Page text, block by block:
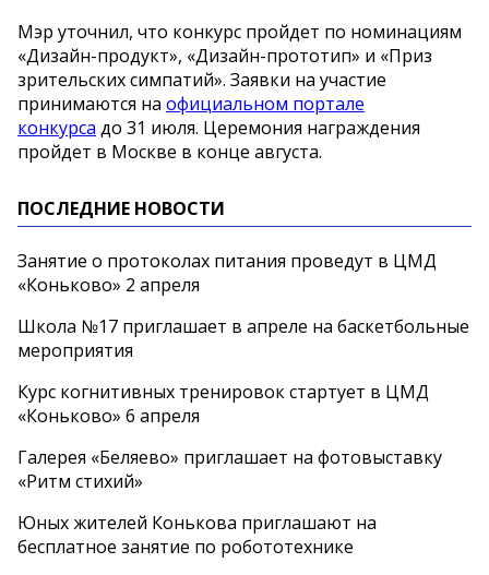
Мэр уточнил, что конкурс пройдет по номинациям
«Дизайн-продукт», «Дизайн-прототип» и «Приз
зрительских симпатий». Заявки на участие
принимаются на официальном портале
конкурса до 31 июля. Церемония награждения
пройдет в Москве в конце августа.
ПОСЛЕДНИЕ НОВОСТИ
Занятие о протоколах питания проведут в ЦМД
«Коньково» 2 апреля
Школа №17 приглашает в апреле на баскетбольные
мероприятия
Курс когнитивных тренировок стартует в ЦМД
«Коньково» 6 апреля
Галерея «Беляево» приглашает на фотовыставку
«Ритм стихий»
Юных жителей Конькова приглашают на
бесплатное занятие по робототехнике